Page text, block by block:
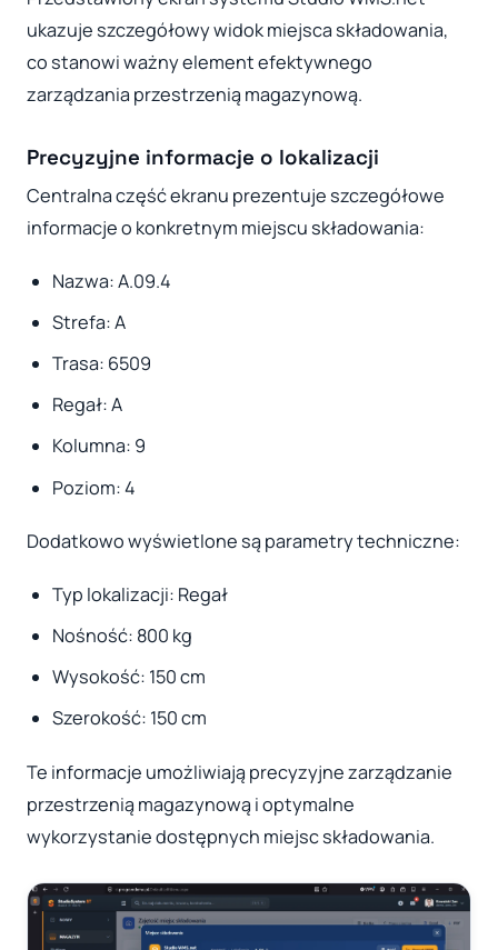
ukazuje szczegółowy widok miejsca składowania,
co stanowi ważny element efektywnego
zarządzania przestrzenią magazynową.
Precyzyjne informacje o lokalizacji
Centralna część ekranu prezentuje szczegółowe
informacje o konkretnym miejscu składowania:
Nazwa: A.09.4
Strefa: A
Trasa: 6509
Regał: A
Kolumna: 9
Poziom: 4
Dodatkowo wyświetlone są parametry techniczne:
Typ lokalizacji: Regał
Nośność: 800 kg
Wysokość: 150 cm
Szerokość: 150 cm
Te informacje umożliwiają precyzyjne zarządzanie
przestrzenią magazynową i optymalne
wykorzystanie dostępnych miejsc składowania.